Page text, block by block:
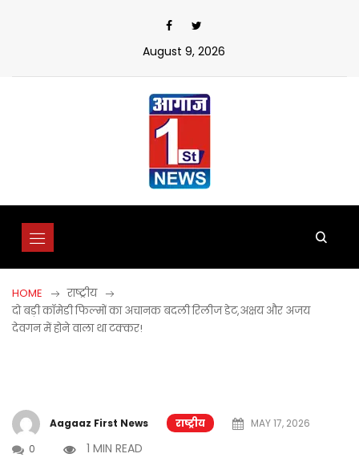
August 9, 2026
HOME
राष्ट्रीय
दो बड़ी कॉमेडी फिल्मों का अचानक बदली रिलीज डेट,अक्षय और अजय
देवगन में होने वाला था टक्कर!
Aagaaz First News राष्ट्रीय
MAY 17, 2026
0
1 MIN READ